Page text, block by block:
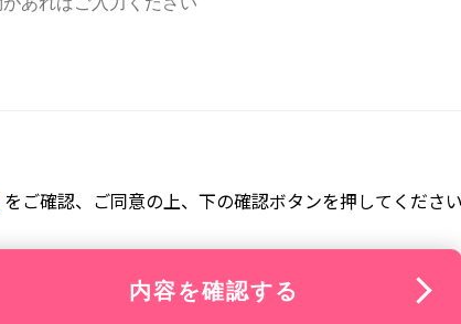
をご確認、ご同意の上、下の確認ボタンを押してくださ